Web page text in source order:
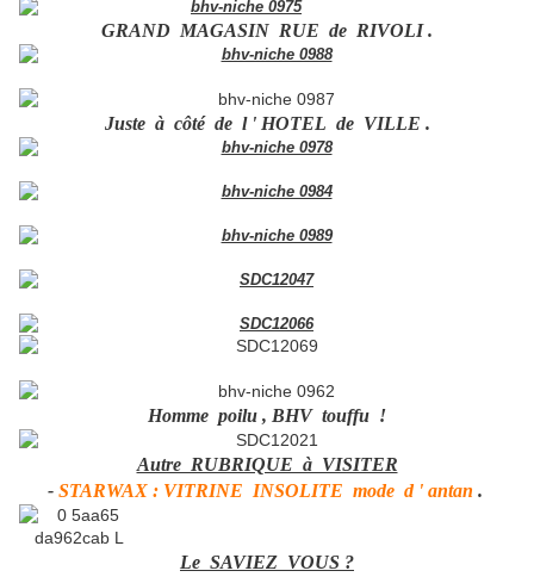
GRAND MAGASIN RUE de RIVOLI .
Juste à côté de l ' HOTEL de VILLE .
Homme poilu , BHV touffu !
Autre RUBRIQUE à VISITER
- STARWAX : VITRINE INSOLITE mode d ' antan .
Le SAVIEZ VOUS ?